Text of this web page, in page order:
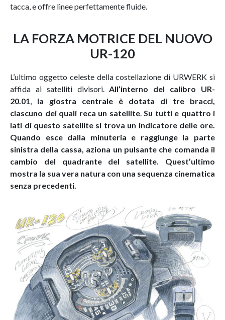
tacca, e offre linee perfettamente fluide.
LA FORZA MOTRICE DEL NUOVO
UR-120
L’ultimo oggetto celeste della costellazione di URWERK si
affida ai satelliti divisori.All’interno del
calibro UR-
20.01, la giostra centrale è dotata di tre bracci,
ciascuno dei quali reca un satellite. Su tutti e quattro i
lati di questo satellite si trova un indicatore delle ore.
Quando esce dalla minuteria e raggiunge la parte
sinistra della cassa, aziona un pulsante che comanda il
cambio del quadrante del satellite. Quest’ultimo
mostra la sua vera natura con una sequenza cinematica
senza precedenti.